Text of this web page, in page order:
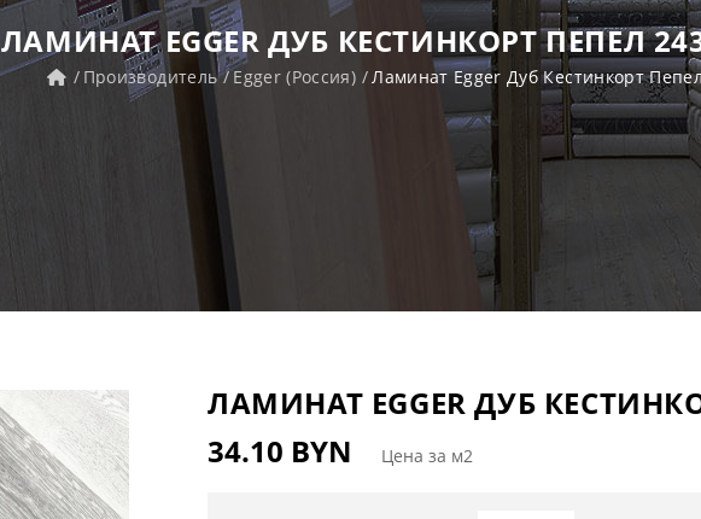
ЛАМИНАТ EGGER ДУБ КЕСТИНКОРТ ПЕПЕЛ
Производитель Egger (Россия) Ламинат Egger Дуб Кестинкорт
ЛАМИНАТ EGGER ДУБ
34.10 BYN
Цена за м2